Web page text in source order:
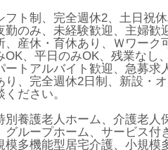
ト制、完全週休2、土日祝
勤のみ、未経験歓迎、主婦歓
、産休・育休あり、Ｗワーク
OK、平日のみOK、残業なし
ートアルバイト歓迎、急募求
り、完全週休2日制、新設・
ください。
養護老人ホーム、介護老人
グループホーム、サービス
模多機能型居宅介護、小規模